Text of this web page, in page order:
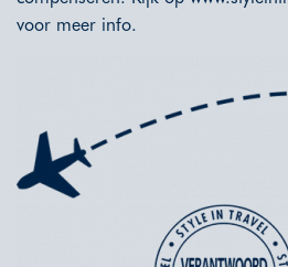
voor meer info.